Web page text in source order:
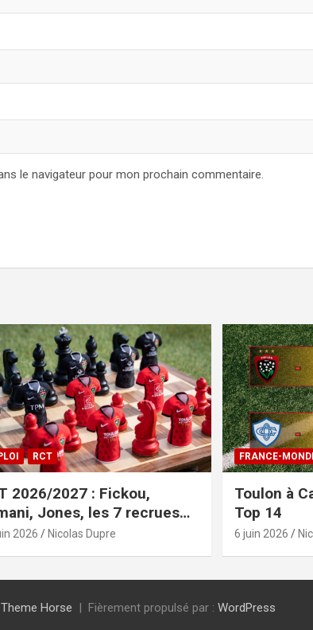
le navigateur pour mon prochain commentaire.
RCT
2026/2027 : Fickou,
Jones, les 7 recrues
2026 Nicolas Dupre
FRANCE-
Toulon à
Top 14
6 juin 2026
Theme Horse Fièrement propulsé par : WordPress